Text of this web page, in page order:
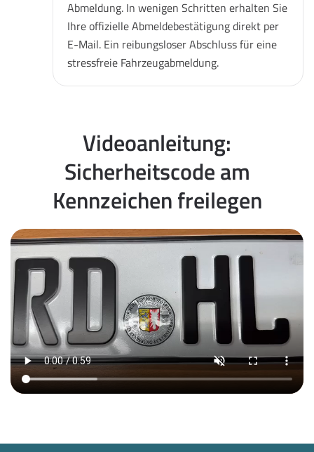
Abmeldung. In wenigen Schritten erhalten Sie
Ihre offizielle Abmeldebestätigung direkt per
E-Mail. Ein reibungsloser Abschluss für eine
stressfreie Fahrzeugabmeldung.
Videoanleitung:
Sicherheitscode am
Kennzeichen freilegen